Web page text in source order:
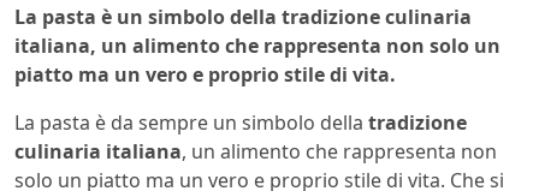
La pasta è un simbolo della tradizione culinaria
italiana, un alimento che rappresenta non solo un
piatto ma un vero e proprio stile di vita.
La pasta è da sempre un simbolo della tradizione
culinaria italiana, un alimento che rappresenta non
solo un piatto ma un vero e proprio stile di vita. Che si